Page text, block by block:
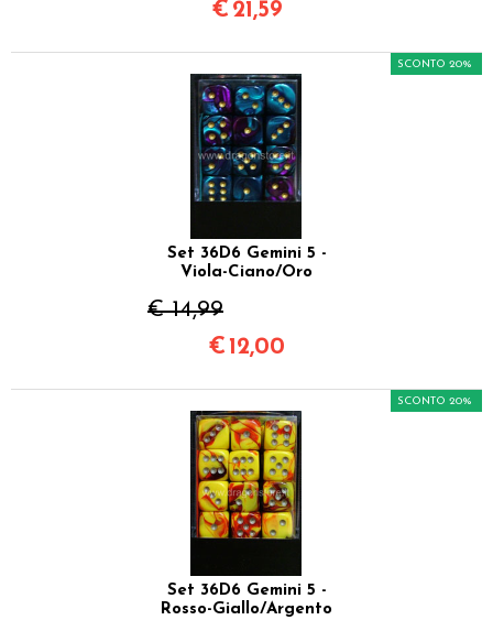
€ 21,59
Set 36D6 Gemini 5 -
Viola-Ciano/Oro
€ 14,99
SCONTO 20%
€ 12,00
Set 36D6 Gemini 5 -
Rosso-Giallo/Argento
SCONTO 20%